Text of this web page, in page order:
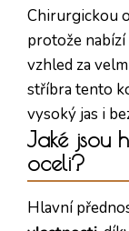
Chirurgickou
protože
vzhled za
stříbra tento
vysoký jas i
Jaké jsou
oceli?
Hlavní